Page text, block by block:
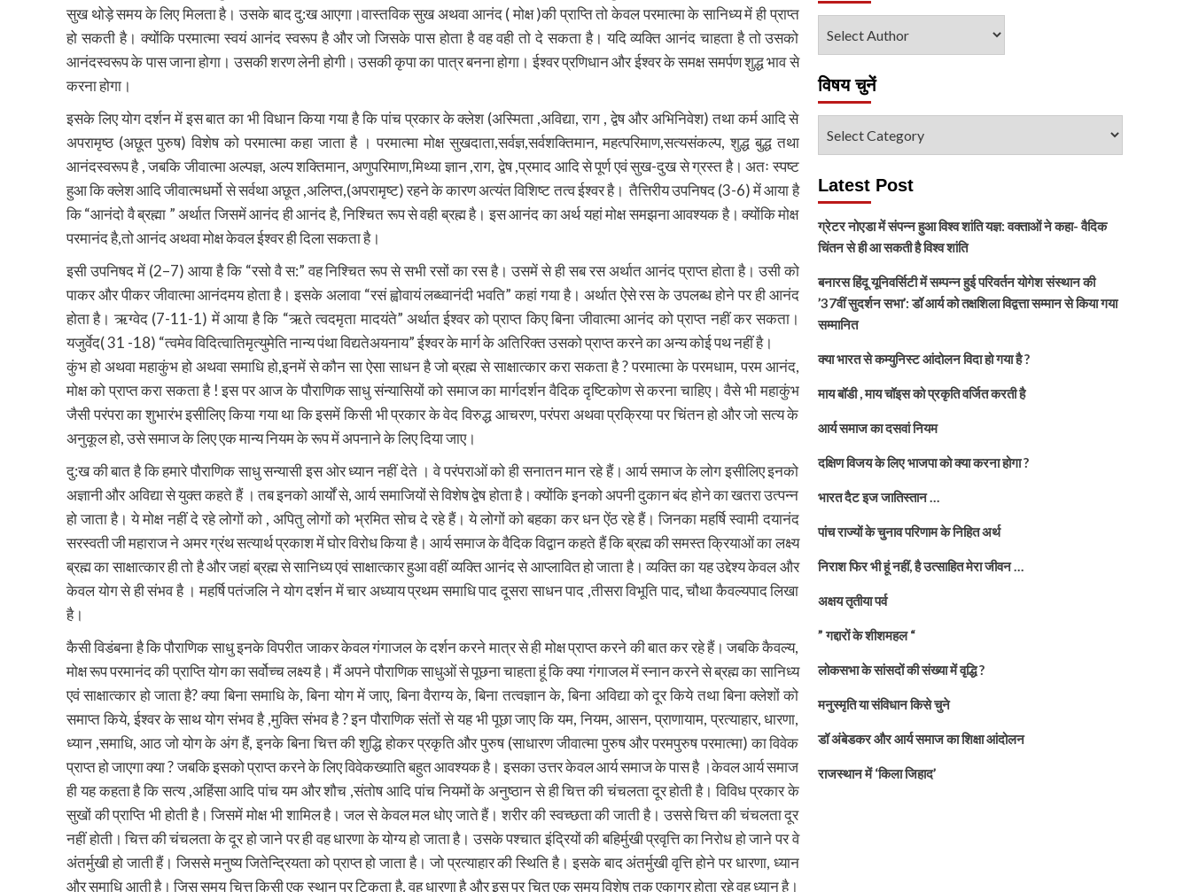
सुख थोड़े समय के लिए मिलता है। उसके बाद दु:ख आएगा।वास्तविक सुख अथवा आनंद ( मोक्ष )की प्राप्ति तो केवल परमात्मा के सानिध्य में ही प्राप्त
हो सकती है। क्योंकि परमात्मा स्वयं आनंद स्वरूप है और जो जिसके पास होता है वह वही तो दे सकता है। यदि व्यक्ति आनंद चाहता है तो उसको
आनंदस्वरूप के पास जाना होगा। उसकी शरण लेनी होगी। उसकी कृपा का पात्र बनना होगा। ईश्वर प्रणिधान और ईश्वर के समक्ष समर्पण शुद्ध भाव से
करना होगा।
इसके लिए योग दर्शन में इस बात का भी विधान किया गया है कि पांच प्रकार के क्लेश (अस्मिता ,अविद्या, राग , द्वेष और अभिनिवेश) तथा कर्म आदि से
अपरामृष्ठ (अछूत पुरुष) विशेष को परमात्मा कहा जाता है । परमात्मा मोक्ष सुखदाता,सर्वज्ञ,सर्वशक्तिमान, महत्परिमाण,सत्यसंकल्प, शुद्ध बुद्ध तथा
आनंदस्वरूप है , जबकि जीवात्मा अल्पज्ञ, अल्प शक्तिमान, अणुपरिमाण,मिथ्या ज्ञान ,राग, द्वेष ,प्रमाद आदि से पूर्ण एवं सुख-दुख से ग्रस्त है। अतः स्पष्ट
हुआ कि क्लेश आदि जीवात्मधर्मो से सर्वथा अछूत ,अलिप्त,(अपरामृष्ट) रहने के कारण अत्यंत विशिष्ट तत्व ईश्वर है। ‌ तैत्तिरीय उपनिषद (3-6) में आया है
कि “आनंदो वै ब्रह्मा ” अर्थात जिसमें आनंद ही आनंद है, निश्चित रूप से वही ब्रह्म है। इस आनंद का अर्थ यहां मोक्ष समझना आवश्यक है। क्योंकि मोक्ष
परमानंद है,तो आनंद अथवा मोक्ष केवल ईश्वर ही दिला सकता है।
इसी उपनिषद में (2–7) आया है कि “रसो वै स:” वह निश्चित रूप से सभी रसों का रस है। उसमें से ही सब रस अर्थात आनंद प्राप्त होता है। उसी को
पाकर और पीकर जीवात्मा आनंदमय होता है। इसके अलावा “रसं ह्वोवायं लब्ध्वानंदी भवति” कहां गया है। अर्थात ऐसे रस के उपलब्ध होने पर ही आनंद
होता है। ऋग्वेद (7-11-1) में आया है कि “ऋते त्वदमृता मादयंते” अर्थात ईश्वर को प्राप्त किए बिना जीवात्मा आनंद को प्राप्त नहीं कर सकता।
यजुर्वेद( 31 -18) “त्वमेव विदित्वातिमृत्युमेति नान्य पंथा विद्यतेअयनाय” ईश्वर के मार्ग के अतिरिक्त उसको प्राप्त करने का अन्य कोई पथ नहीं है।
कुंभ हो अथवा महाकुंभ हो अथवा समाधि हो,इनमें से कौन सा ऐसा साधन है जो ब्रह्म से साक्षात्कार करा सकता है ? परमात्मा के परमधाम, परम आनंद,
मोक्ष को प्राप्त करा सकता है ! इस पर आज के पौराणिक साधु संन्यासियों को समाज का मार्गदर्शन वैदिक दृष्टिकोण से करना चाहिए। वैसे भी महाकुंभ
जैसी परंपरा का शुभारंभ इसीलिए किया गया था कि इसमें किसी भी प्रकार के वेद विरुद्ध आचरण, परंपरा अथवा प्रक्रिया पर चिंतन हो और जो सत्य के
अनुकूल हो, उसे समाज के लिए एक मान्य नियम के रूप में अपनाने के लिए दिया जाए।
दु:ख की बात है कि हमारे पौराणिक साधु सन्यासी इस ओर ध्यान नहीं देते । वे परंपराओं को ही सनातन मान रहे हैं। आर्य समाज के लोग इसीलिए इनको
अज्ञानी और अविद्या से युक्त कहते हैं । तब इनको आर्यों से, आर्य समाजियों से विशेष द्वेष होता है। क्योंकि इनको अपनी दुकान बंद होने का खतरा उत्पन्न
हो जाता है। ये मोक्ष नहीं दे रहे लोगों को , अपितु लोगों को भ्रमित सोच दे रहे हैं। ये लोगों को बहका कर धन ऐंठ रहे हैं। जिनका महर्षि स्वामी दयानंद
सरस्वती जी महाराज ने अमर ग्रंथ सत्यार्थ प्रकाश में घोर विरोध किया है। आर्य समाज के वैदिक विद्वान कहते हैं कि ब्रह्म की समस्त क्रियाओं का लक्ष्य
ब्रह्म का साक्षात्कार ही तो है और जहां ब्रह्म से सानिध्य एवं साक्षात्कार हुआ वहीं व्यक्ति आनंद से आप्लावित हो जाता है। व्यक्ति का यह उद्देश्य केवल और
केवल योग से ही संभव है । महर्षि पतंजलि ने योग दर्शन में चार अध्याय प्रथम समाधि पाद दूसरा साधन पाद ,तीसरा विभूति पाद, चौथा कैवल्यपाद‌ लिखा
है।
कैसी विडंबना है कि पौराणिक साधु इनके विपरीत जाकर केवल गंगाजल के दर्शन करने मात्र से ही मोक्ष प्राप्त करने की बात कर रहे हैं। जबकि कैवल्य,
मोक्ष रूप परमानंद की प्राप्ति योग का सर्वोच्च लक्ष्य है। मैं अपने पौराणिक साधुओं से पूछना चाहता हूं कि क्या गंगाजल में स्नान करने से ब्रह्म का सानिध्य
एवं साक्षात्कार हो जाता है? क्या बिना समाधि के, बिना योग में जाए, बिना वैराग्य के, बिना तत्वज्ञान के, बिना अविद्या को दूर किये तथा बिना क्लेशों को
समाप्त किये, ईश्वर के साथ योग संभव है ,मुक्ति संभव है ? इन पौराणिक संतों से यह भी पूछा जाए कि यम, नियम, आसन, प्राणायाम, प्रत्याहार, धारणा,
ध्यान ,समाधि, आठ जो योग के अंग हैं, इनके बिना चित्त की शुद्धि होकर प्रकृति और पुरुष (साधारण जीवात्मा पुरुष और परमपुरुष परमात्मा) का विवेक
प्राप्त हो जाएगा क्या ? जबकि इसको प्राप्त करने के लिए विवेकख्याति बहुत आवश्यक है। इसका उत्तर केवल आर्य समाज के पास है ।केवल आर्य समाज
ही यह कहता है कि सत्य ,अहिंसा आदि पांच यम और शौच ,संतोष आदि पांच नियमों के अनुष्ठान से ही चित्त की चंचलता दूर होती है। विविध प्रकार के
सुखों की प्राप्ति भी होती है। जिसमें मोक्ष भी शामिल है। जल से केवल मल धोए जाते हैं। शरीर की स्वच्छता की जाती है। उससे चित्त की चंचलता दूर
नहीं होती। चित्त की चंचलता के दूर हो जाने पर ही वह धारणा के योग्य हो जाता है। उसके पश्चात इंद्रियों की बहिर्मुखी प्रवृत्ति का निरोध हो जाने पर वे
अंतर्मुखी हो जाती हैं। जिससे मनुष्य जितेन्द्रियता को प्राप्त हो जाता है। जो प्रत्याहार की स्थिति है। इसके बाद अंतर्मुखी वृत्ति होने पर धारणा, ध्यान
और समाधि आती है। जिस समय चित्त किसी एक स्थान पर टिकता है, वह धारणा है और इस पर चित एक समय विशेष तक एकाग्र होता रहे वह ध्यान है।
विषय चुनें
Latest Post
ग्रेटर नोएडा में संपन्न हुआ विश्व शांति यज्ञ: वक्ताओं ने कहा- वैदिक
चिंतन से ही आ सकती है विश्व शांति
बनारस हिंदू यूनिवर्सिटी में सम्पन्न हुई परिवर्तन योगेश संस्थान की
’37वीं सुदर्शन सभा’: डॉ आर्य को तक्षशिला विद्वत्ता सम्मान से किया गया
सम्मानित
क्या भारत से कम्युनिस्ट आंदोलन विदा हो गया है ?
माय बॉडी , माय चॉइस को प्रकृति वर्जित करती है
आर्य समाज का दसवां नियम
दक्षिण विजय के लिए भाजपा को क्या करना होगा ?
भारत दैट इज जातिस्तान …
पांच राज्यों के चुनाव परिणाम के निहित अर्थ
निराश फिर भी हूं नहीं, है उत्साहित मेरा जीवन …
अक्षय तृतीया पर्व
” गद्दारों के शीशमहल “
लोकसभा के सांसदों की संख्या में वृद्धि ?
मनुस्मृति या संविधान किसे चुने
डॉ अंबेडकर और आर्य समाज का शिक्षा आंदोलन
राजस्थान में ‘किला जिहाद’